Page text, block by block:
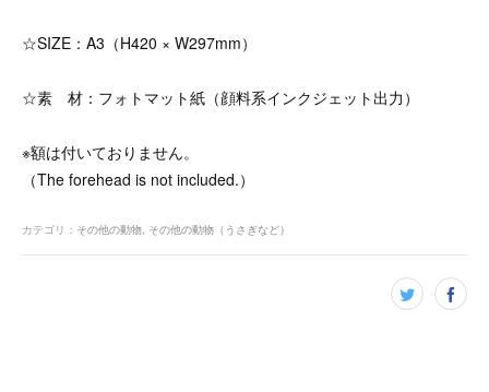
☆SIZE：A3（H420 × W297mm）
☆素 材：フォトマット紙（顔料系インクジェット出力）
※額は付いておりません。
（The forehead is not included.）
カテゴリ ： その他の動物 その他の動物（うさぎなど）